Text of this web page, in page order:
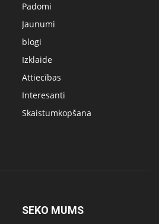
Padomi
Jaunumi
blogi
Izklaide
Attiecības
Interesanti
Skaistumkopšana
SEKO MUMS